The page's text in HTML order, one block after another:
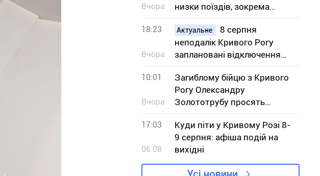
Вчора
низки поїздів, зокрема
сполученням з Кривим
Рогом
18:23
Вчора
Актуальне
8 серпня
неподалік Кривого Рогу
заплановані відключення
світла – адреси
10:01
Вчора
Загиблому бійцю з Кривого
Рогу Олександру
Золототрубу просять
присвоїти звання Героя
України
17:03
06.08
Куди піти у Кривому Розі 8-
9 серпня: афіша подій на
вихідні